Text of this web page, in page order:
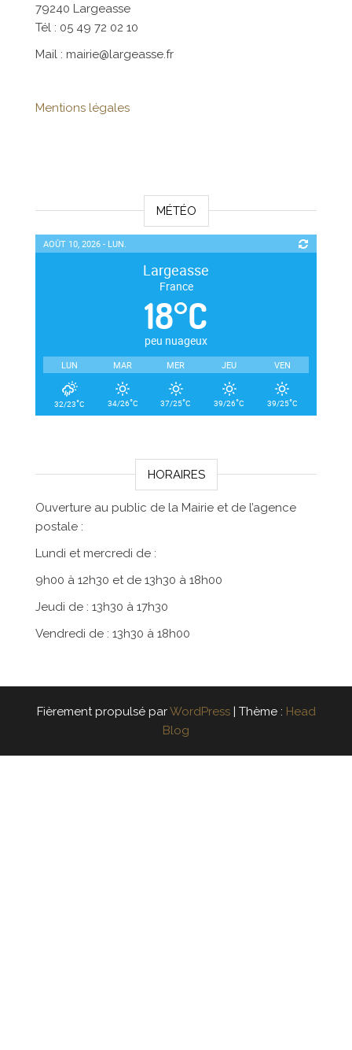
79240 Largeasse
Tél : 05 49 72 02 10
Mail : mairie@largeasse.fr
Mentions légales
MÉTÉO
AOÛT 10, 2026 - LUN.
Largeasse
France
18°C
peu nuageux
LUN MAR MER JEU VEN
32/23°C 34/26°C 37/25°C 39/26°C 39/25°C
HORAIRES
Ouverture au public de la Mairie et de l’agence
postale :
Lundi et mercredi de :
9h00 à 12h30 et de 13h30 à 18h00
Jeudi de : 13h30 à 17h30
Vendredi de : 13h30 à 18h00
Fièrement propulsé parWordPress | Thème : Head
Blog